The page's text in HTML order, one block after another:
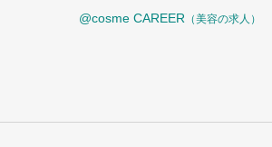
@cosme CAREER （美容の求人）